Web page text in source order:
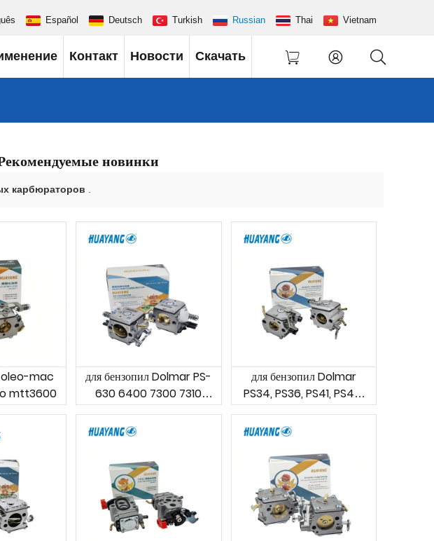
Español Deutsch Turkish Russian Thai Vietnam
Контакт Новости Скачать
новинки
карбюраторов
oleo-mac
mtt3600
для бензопил Dolmar PS-
630 6400 7300 7310
7900 и Makita DCS 6401
DCS 7301 DCS 7901
для бензопил Dolmar
PS34, PS36, PS41, PS45,
PS4610 и Makita DCS34,
DCS36, DCS41, DCS45,